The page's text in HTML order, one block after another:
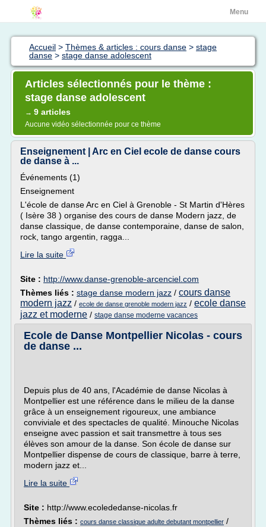
Menu
Accueil > Thèmes & articles : cours danse > stage
danse > stage danse adolescent
Articles sélectionnés pour le thème :
stage danse adolescent
→ 9 articles
Aucune vidéo sélectionnée pour ce thème
Enseignement | Arc en Ciel ecole de danse cours
de danse à ...
Événements (1)
Enseignement
L'école de danse Arc en Ciel à Grenoble - St Martin d'Hères
( Isère 38 ) organise des cours de danse Modern jazz, de
danse classique, de danse contemporaine, danse de salon,
rock, tango argentin, ragga...
Lire la suite
Site : http://www.danse-grenoble-arcenciel.com
Thèmes liés : stage danse modern jazz / cours danse
modern jazz / ecole de danse grenoble modern jazz / ecole danse
jazz et moderne / stage danse moderne vacances
Ecole de Danse Montpellier Nicolas - cours
de danse ...
Depuis plus de 40 ans, l'Académie de danse Nicolas à
Montpellier est une référence dans le milieu de la danse
grâce à un enseignement rigoureux, une ambiance
conviviale et des spectacles de qualité. Minouche Nicolas
enseigne avec passion et sait transmettre à tous ses
élèves son amour de la danse. Son école de danse sur
Montpellier dispense de cours de classique, barre à terre,
modern jazz et...
Lire la suite
Site : http://www.ecolededanse-nicolas.fr
Thèmes liés : cours danse classique adulte debutant montpellier /